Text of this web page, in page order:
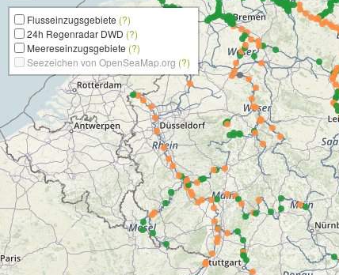
Flusseinzugsgebiete (?)
24h Regenradar DWD (?)
Meereseinzugsgebiete (?)
Seezeichen von OpenSeaMap.org (?)